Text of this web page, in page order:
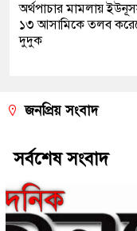
অর্থপাচার মামলায়
১৩ আসামিকে তলব
দুদুক
জনপ্রিয় সংবাদ
সর্বশেষ সংবাদ